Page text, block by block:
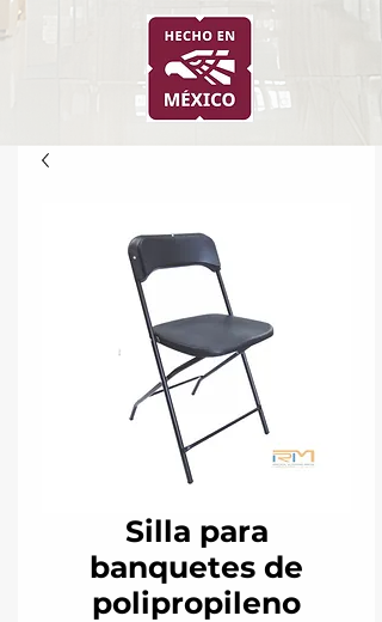
Silla para
banquetes de
polipropileno